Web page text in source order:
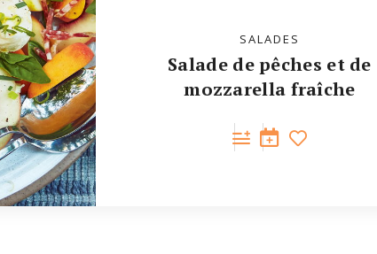
SALADES
Salade de pêches et de
mozzarella fraîche